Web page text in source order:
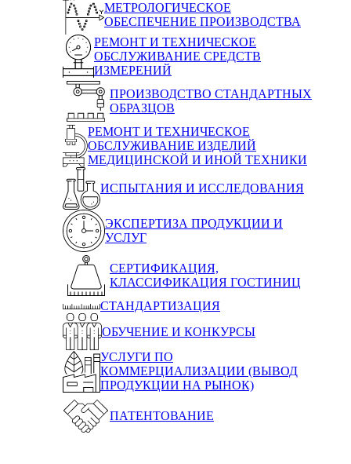
МЕТРОЛОГИЧЕСКОЕ
ОБЕСПЕЧЕНИЕ ПРОИЗВОДСТВА
РЕМОНТ И ТЕХНИЧЕСКОЕ
ОБСЛУЖИВАНИЕ СРЕДСТВ
ИЗМЕРЕНИЙ
ПРОИЗВОДСТВО СТАНДАРТНЫХ
ОБРАЗЦОВ
РЕМОНТ И ТЕХНИЧЕСКОЕ
ОБСЛУЖИВАНИЕ ИЗДЕЛИЙ
МЕДИЦИНСКОЙ И ИНОЙ ТЕХНИКИ
ИСПЫТАНИЯ И ИССЛЕДОВАНИЯ
ЭКСПЕРТИЗА ПРОДУКЦИИ И
УСЛУГ
СЕРТИФИКАЦИЯ,
КЛАССИФИКАЦИЯ ГОСТИНИЦ
СТАНДАРТИЗАЦИЯ
ОБУЧЕНИЕ И КОНКУРСЫ
УСЛУГИ ПО
КОММЕРЦИАЛИЗАЦИИ (ВЫВОД
ПРОДУКЦИИ НА РЫНОК)
ПАТЕНТОВАНИЕ